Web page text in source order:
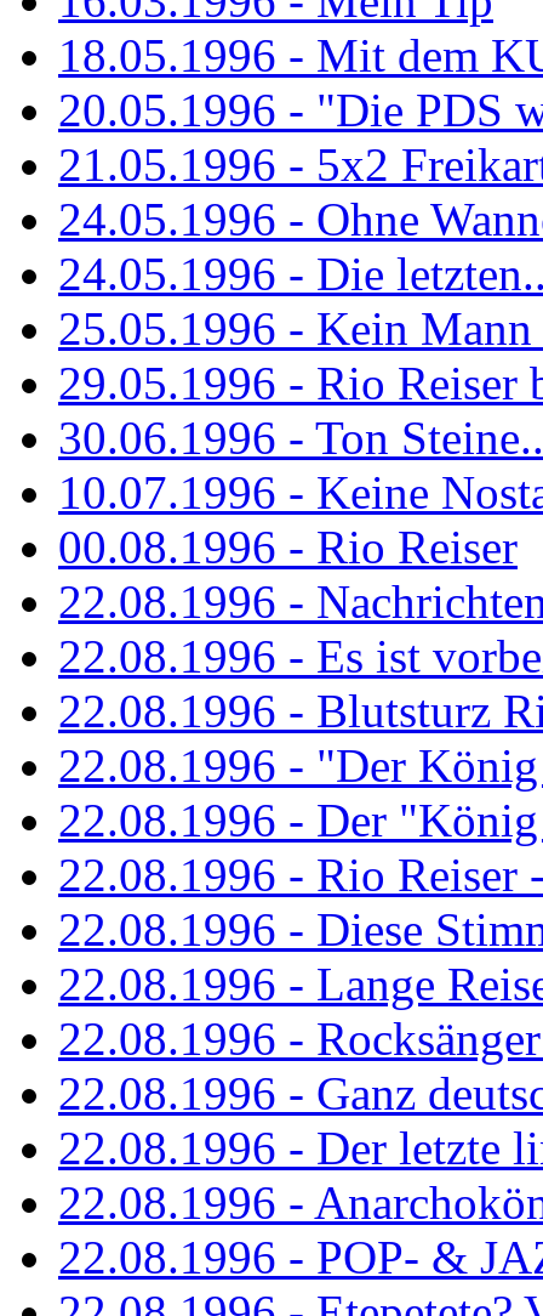
18.05.1996 - Mit dem
20.05.1996 - "Die PDS
21.05.1996 - 5x2
24.05.1996 - Ohne
24.05.1996 - Die
25.05.1996 - Kein
29.05.1996 - Rio Reiser
30.06.1996 - Ton
10.07.1996 - Keine
00.08.1996 - Rio Reiser
22.08.1996 -
22.08.1996 - Es ist
22.08.1996 - Blutsturz
22.08.1996 - "Der
22.08.1996 - Der
22.08.1996 - Rio Reiser
22.08.1996 - Diese
22.08.1996 - Lange
22.08.1996 -
22.08.1996 - Ganz
22.08.1996 - Der letzte
22.08.1996 -
22.08.1996 - POP- &